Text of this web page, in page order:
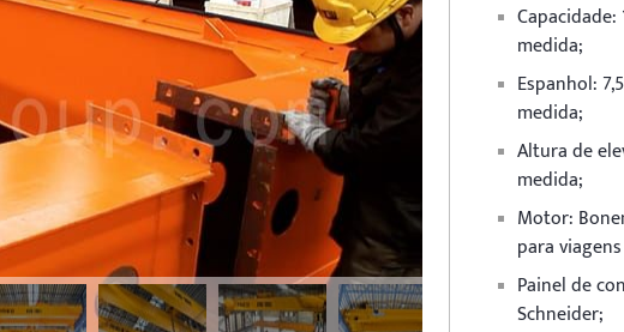
Capacidade:
medida;
Espanhol:
medida;
Altura de
medida;
Motor:
para
Painel de
Schneider;